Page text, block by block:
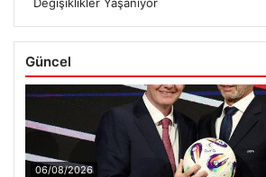
Güncel
06/08/2026